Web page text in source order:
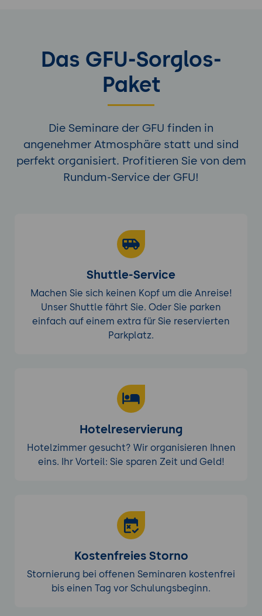
Das GFU-Sorglos-
Paket
Die Seminare der GFU finden in
angenehmer Atmosphäre statt und sind
perfekt organisiert. Profitieren Sie von dem
Rundum-Service der GFU!
Shuttle-Service
Machen Sie sich keinen Kopf um die Anreise!
Unser Shuttle fährt Sie. Oder Sie parken
einfach auf einem extra für Sie reservierten
Parkplatz.
Hotelreservierung
Hotelzimmer gesucht? Wir organisieren Ihnen
eins. Ihr Vorteil: Sie sparen Zeit und Geld!
Kostenfreies Storno
Stornierung bei offenen Seminaren kostenfrei
bis einen Tag vor Schulungsbeginn.